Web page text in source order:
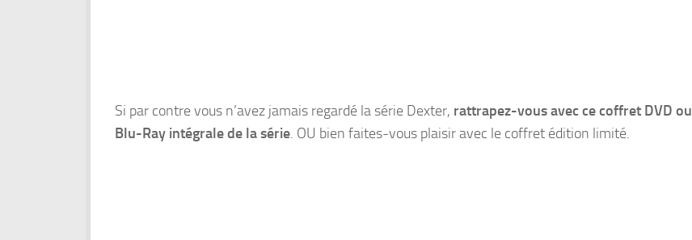
Si par contre vous n’avez jamais regardé la série Dexter, rattrapez-vous avec ce coffret DVD ou
Blu-Ray intégrale de la série. OU bien faites-vous plaisir avec le coffret édition limité.